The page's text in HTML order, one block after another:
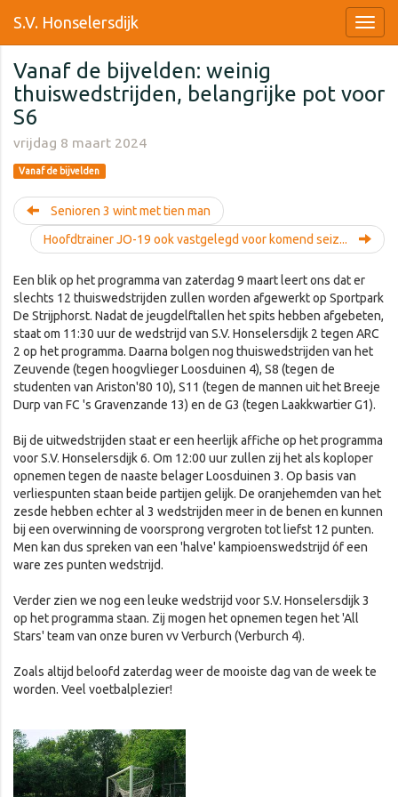
S.V. Honselersdijk
Vanaf de bijvelden: weinig
thuiswedstrijden, belangrijke pot voor
S6
vrijdag 8 maart 2024
Vanaf de bijvelden
Senioren 3 wint met tien man
Hoofdtrainer JO-19 ook vastgelegd voor komend seiz...
Een blik op het programma van zaterdag 9 maart leert ons dat er
slechts 12 thuiswedstrijden zullen worden afgewerkt op Sportpark
De Strijphorst. Nadat de jeugdelftallen het spits hebben afgebeten,
staat om 11:30 uur de wedstrijd van S.V. Honselersdijk 2 tegen ARC
2 op het programma. Daarna bolgen nog thuiswedstrijden van het
Zeuvende (tegen hoogvlieger Loosduinen 4), S8 (tegen de
studenten van Ariston'80 10), S11 (tegen de mannen uit het Breeje
Durp van FC 's Gravenzande 13) en de G3 (tegen Laakkwartier G1).
Bij de uitwedstrijden staat er een heerlijk affiche op het programma
voor S.V. Honselersdijk 6. Om 12:00 uur zullen zij het als koploper
opnemen tegen de naaste belager Loosduinen 3. Op basis van
verliespunten staan beide partijen gelijk. De oranjehemden van het
zesde hebben echter al 3 wedstrijden meer in de benen en kunnen
bij een overwinning de voorsprong vergroten tot liefst 12 punten.
Men kan dus spreken van een 'halve' kampioenswedstrijd óf een
ware zes punten wedstrijd.
Verder zien we nog een leuke wedstrijd voor S.V. Honselersdijk 3
op het programma staan. Zij mogen het opnemen tegen het 'All
Stars' team van onze buren vv Verburch (Verburch 4).
Zoals altijd beloofd zaterdag weer de mooiste dag van de week te
worden. Veel voetbalplezier!